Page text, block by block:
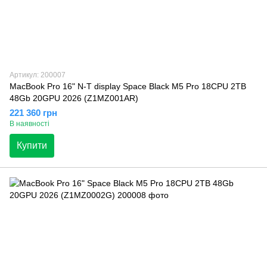
Артикул: 200007
MacBook Pro 16" N-T display Space Black M5 Pro 18CPU 2TB
48Gb 20GPU 2026 (Z1MZ001AR)
221 360 грн
В наявності
Купити